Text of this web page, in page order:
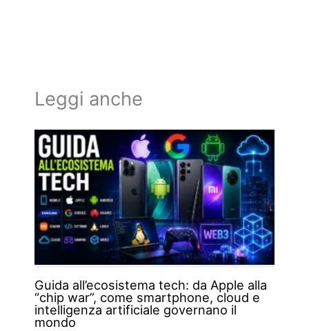
Leggi anche
Guida all’ecosistema tech: da Apple alla
“chip war”, come smartphone, cloud e
intelligenza artificiale governano il
mondo